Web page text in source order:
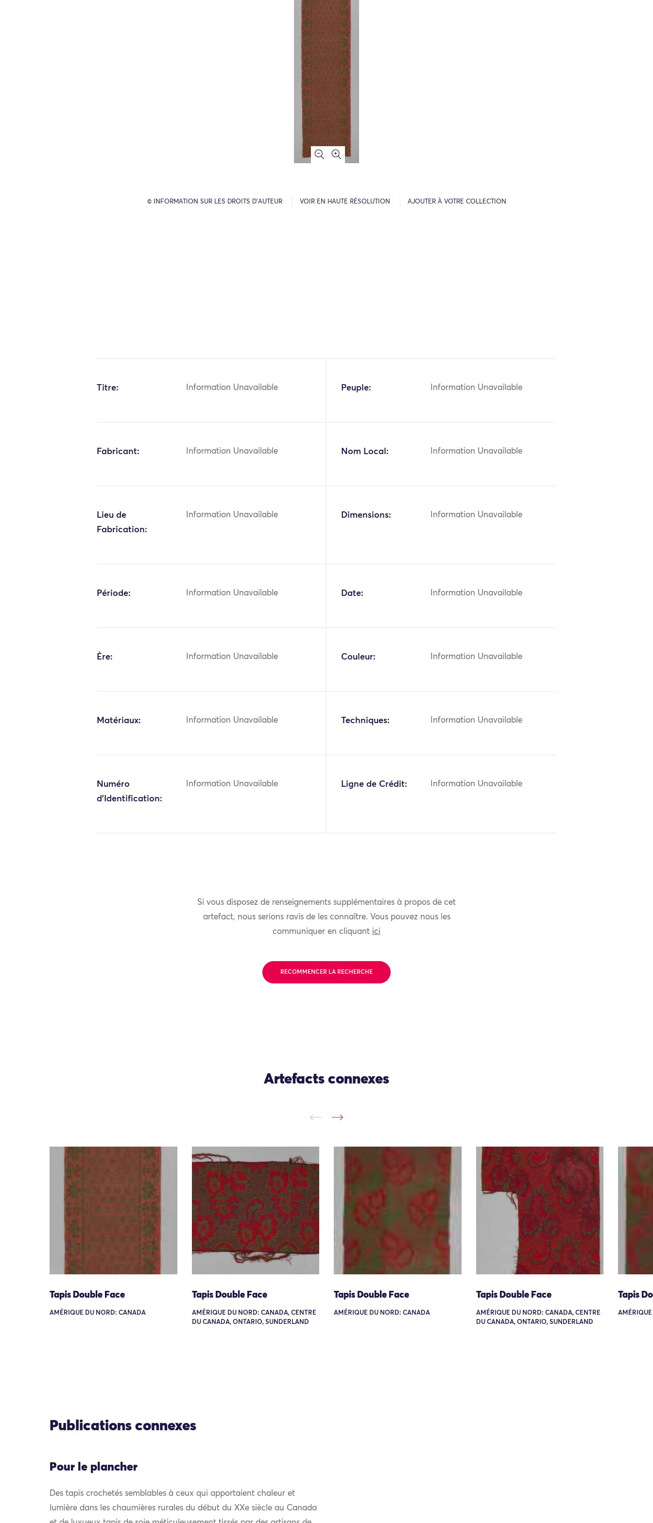
© INFORMATION SUR LES DROITS D’AUTEUR VOIR EN HAUTE RÉSOLUTION AJOUTER À VOTRE COLLECTION
Titre: Information Unavailable Peuple: Information Unavailable
Fabricant: Information Unavailable Nom Local: Information Unavailable
Lieu de
Fabrication:
Information Unavailable Dimensions: Information Unavailable
Période: Information Unavailable Date: Information Unavailable
Ère: Information Unavailable Couleur: Information Unavailable
Matériaux: Information Unavailable Techniques: Information Unavailable
Numéro
d'Identification:
Information Unavailable Ligne de Crédit: Information Unavailable
Si vous disposez de renseignements supplémentaires à propos de cet
artefact, nous serions ravis de les connaître. Vous pouvez nous les
communiquer en cliquant ici
RECOMMENCER LA RECHERCHE
Artefacts connexes
Tapis Double Face
AMÉRIQUE DU NORD: CANADA
Tapis Double Face
AMÉRIQUE DU NORD: CANADA, CENTRE
DU CANADA, ONTARIO, SUNDERLAND
Tapis Double Face
AMÉRIQUE DU NORD: CANADA
Tapis Double Face
AMÉRIQUE DU NORD: CANADA, CENTRE
DU CANADA, ONTARIO, SUNDERLAND
Tapis
Publications connexes
Pour le plancher
Des tapis crochetés semblables à ceux qui apportaient chaleur et
lumière dans les chaumières rurales du début du XXe siècle au Canada